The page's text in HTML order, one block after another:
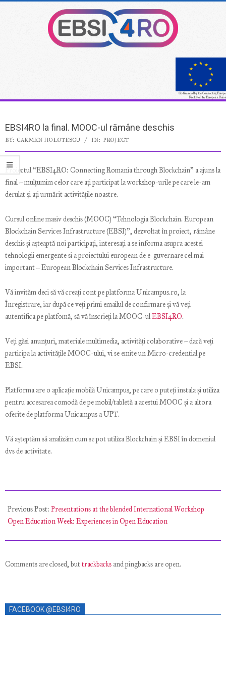
Co-financed by the Connecting Europe
Facility of the European Union
Menu
EBSI4RO la final. MOOC-ul rămâne deschis
BY: CARMEN HOLOTESCU IN: PROJECT
Proiectul “EBSI4RO: Connecting Romania through Blockchain” a ajuns la
final – mulțumim celor care ați participat la workshop-urile pe care le-am
derulat și ați urmărit activitățile noastre.
Cursul online masiv deschis (MOOC) “Tehnologia Blockchain. European
Blockchain Services Infrastructure (EBSI)”, dezvoltat în proiect, rămâne
deschis și așteaptă noi participați, interesați a se informa asupra acestei
tehnologii emergente si a proiectului european de e-guvernare cel mai
important – European Blockchain Services Infrastructure.
Vă invităm deci să vă creați cont pe platforma Unicampus.ro, la
Înregistrare, iar după ce veți primi emailul de confirmare și vă veți
autentifica pe platfomă, să vă înscrieți la MOOC-ulEBSI4RO.
Veți găsi anunțuri, materiale multimedia, activități colaborative – dacă veți
participa la activitățile MOOC-ului, vi se emite un Micro-credential pe
EBSI.
Platforma are o aplicație mobilă Unicampus, pe care o puteți instala și utiliza
pentru accesarea comodă de pe mobil/tabletă a acestui MOOC și a altora
oferite de platforma Unicampus a UPT.
Vă așteptăm să analizăm cum se pot utiliza Blockchain și EBSI în domeniul
dvs de activitate.
03-
31
Previous Post: Presentations at the blended International Workshop
Open Education Week: Experiences in Open Education
Comments are closed, buttrackbacks and pingbacks are open.
FACEBOOK @EBSI4RO